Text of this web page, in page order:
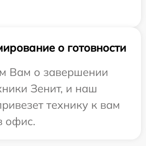
о готовности
Вам о завершении
Зенит, и наш
технику к вам
офис.